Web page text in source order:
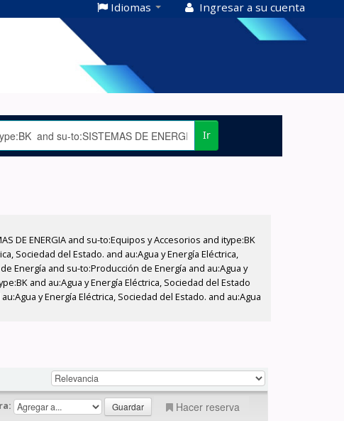
Idiomas Ingresar a su cuenta
Ir
DE ENERGIA and su-to:Equipos y Accesorios and itype:BK
Sociedad del Estado. and au:Agua y Energía Eléctrica,
Energía and su-to:Producción de Energía and au:Agua y
and au:Agua y Energía Eléctrica, Sociedad del Estado
y Energía Eléctrica, Sociedad del Estado. and au:Agua
Hacer reserva